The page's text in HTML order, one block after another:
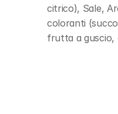
citrico), Sale,
coloranti
frutta a guscio,